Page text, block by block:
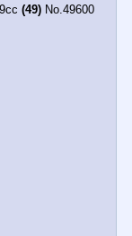
(49) No. 49600